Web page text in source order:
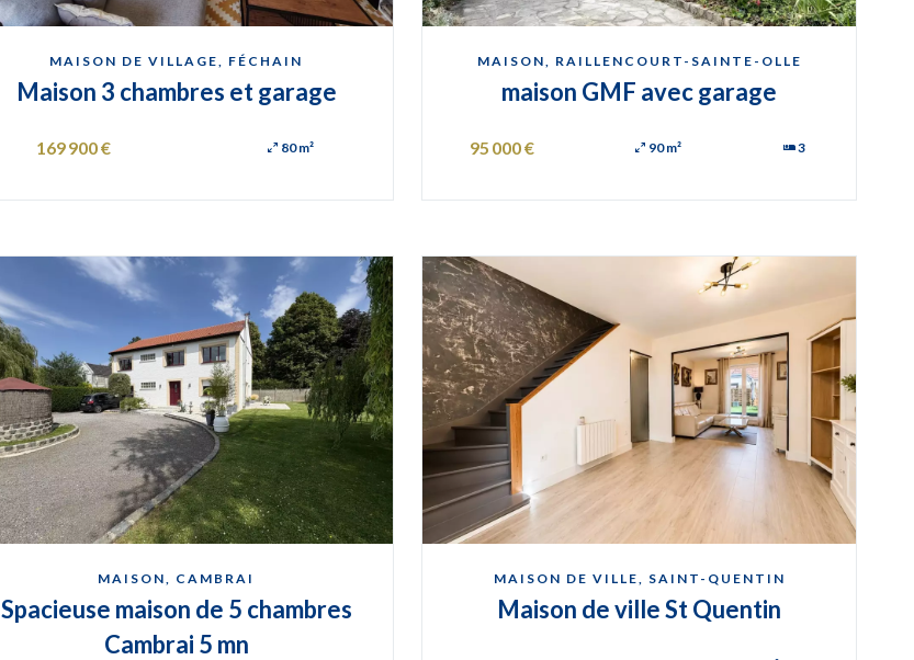
MAISON DE VILLAGE, FÉCHAIN
Maison 3 chambres et garage
169 900 € 80 m²
MAISON, RAILLENCOURT-SAINTE-OLLE
maison GMF avec garage
95 000 € 90 m² 3
MAISON, CAMBRAI
Spacieuse maison de 5 chambres
Cambrai 5 mn
MAISON DE VILLE, SAINT-QUENTIN
Maison de ville St Quentin